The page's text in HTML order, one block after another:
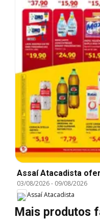
Assaí Atacadista
03/08/2026- 09/08/2026
Assaí Atacadista
Mais produtos